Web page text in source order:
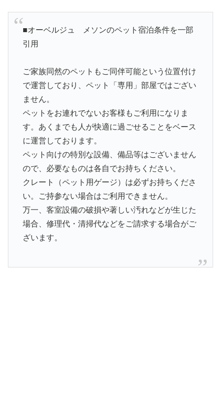
■オーベルジュ メソンのペット宿泊条件を一部
引用
ご家族同然のペットもご同伴可能という位置付け
で運営しており、ペット「専用」部屋ではござい
ません。
ペットをお連れでないお客様もご利用になりま
す。あくまでも人が快適に過ごせることをベース
に運営しております。
ペット向けの特別な設備、備品等はございません
ので、必要なものは各自でお持ちください。
クレート（ペット用ゲージ）は必ずお持ちくださ
い。ご持参ない場合はご利用できません。
万一、客室設備の破損や著しい汚れなどが生じた
場合、修理代・清掃代などをご請求する場合がご
ざいます。